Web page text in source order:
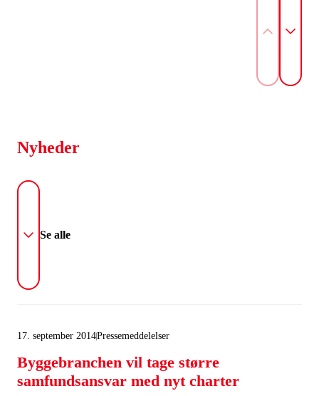
Nyheder
Se alle
17. september 2014Pressemeddelelser
Byggebranchen vil tage større
samfundsansvar med nyt charter